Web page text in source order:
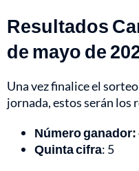
Resultados
de mayo de
Una vez finalice el
jornada, estos serán los
Número ganador:
Quinta cifra: 5